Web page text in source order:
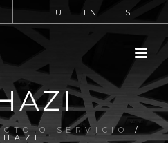
EU EN ES
O SERVICIO /